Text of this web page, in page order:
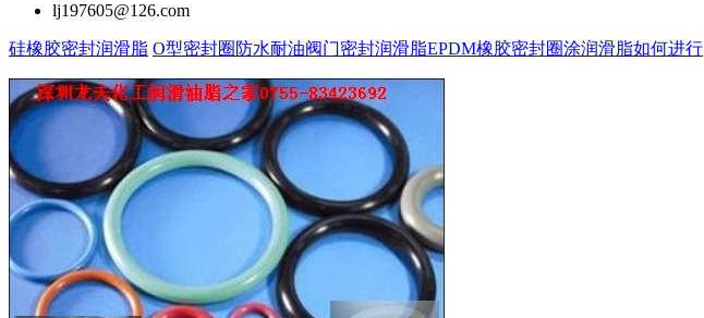
lj197605@126.com
硅橡胶密封润滑脂 O型密封圈防水耐油阀门密封润滑脂EPDM橡胶密封圈涂润滑脂如何进行